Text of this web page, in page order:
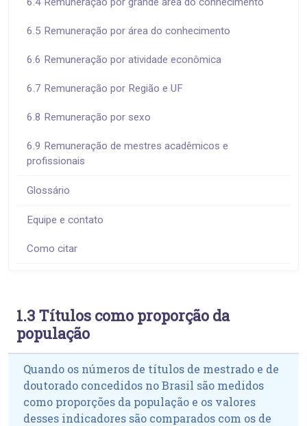
6.5 Remuneração por área do conhecimento
6.6 Remuneração por atividade econômica
6.7 Remuneração por Região e UF
6.8 Remuneração por sexo
6.9 Remuneração de mestres acadêmicos e
profissionais
Glossário
Equipe e contato
Como citar
1.3 Títulos como proporção da
população
Quando os números de títulos de mestrado e de
doutorado concedidos no Brasil são medidos
como proporções da população e os valores
desses indicadores são comparados com os de